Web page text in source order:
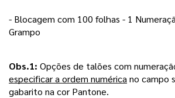
- Blocagem com 100 folhas - 1
Grampo
Obs.1:
especificar a ordem numérica no campo
gabarito na cor Pantone.